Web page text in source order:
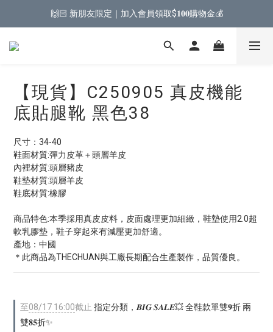
🙌🏻 新朋友限定｜加入會員領取$𝟏𝟎𝟎購物金💰
【現貨】C250905 真皮機能
底貼腿靴 黑色38
尺寸：34-40
鞋面材質:彈力皮革＋頭層羊皮
內裡材質:頭層豬皮
鞋墊材質:頭層羊皮
鞋底材質:橡膠
商品特色:本季採用真皮皮料，皮面處理更加細緻，鞋墊使用2.0超
軟乳膠墊，鞋子穿起來有減壓更加舒適。
產地：中國
＊此商品為THECHUAN與工廠長期配合生產製作，品質優良。
至08/17 16:00截止 指定分類，𝑩𝑰𝑮 𝑺𝑨𝑳𝑬💥 全鞋款單雙𝟗折 兩
雙𝟖𝟓折✨